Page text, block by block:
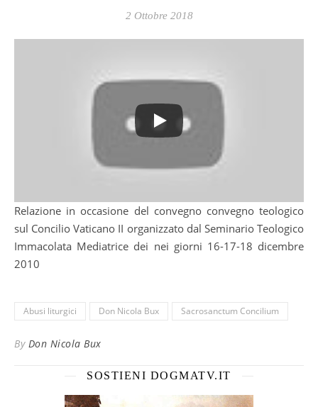
2 Ottobre 2018
Relazione in occasione del convegno convegno teologico
sul Concilio Vaticano II organizzato dal Seminario Teologico
Immacolata Mediatrice dei nei giorni 16-17-18 dicembre
2010
Abusi liturgici Don Nicola Bux Sacrosanctum Concilium
By Don Nicola Bux
SOSTIENI DOGMATV.IT